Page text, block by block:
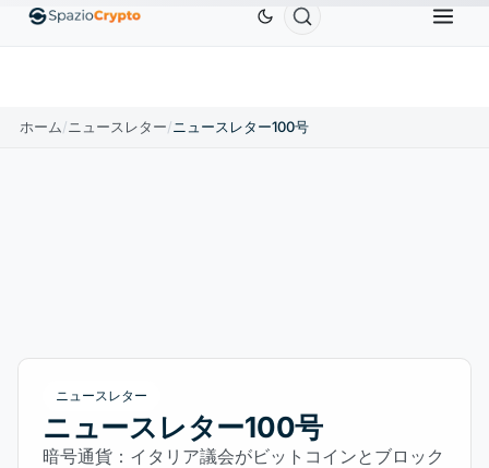
↑1.10% EthereumETH$1,880.58 Tether USDT BNB
ホーム/ニュースレター/ニュースレター100号
ニュースレター
ニュースレター100号
暗号通貨：イタリア議会がビットコインとブロック